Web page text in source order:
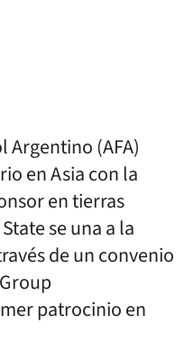
Argentino (AFA)
en Asia con la
en tierras
se una a la
de un convenio
patrocinio en